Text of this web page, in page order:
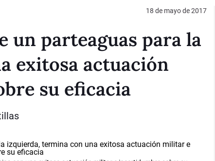
18 de mayo de 2017
un parteaguas para la
exitosa actuación
su eficacia